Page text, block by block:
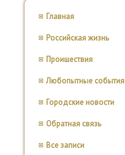
Главная
Российская жизнь
Проишествия
Любопытные события
Городские новости
Обратная связь
Все записи